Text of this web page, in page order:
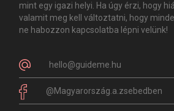
mint egy igazi helyi. Ha úgy érzi, hogy
valamit meg kell változtatni, hogy
ne habozzon kapcsolatba lépni velünk!
hello@guideme.hu
@Magyarország.a.zsebedben